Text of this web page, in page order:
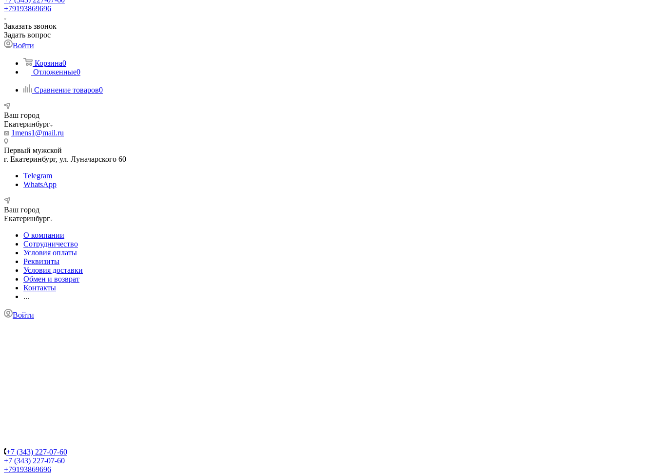
+79193869696
Заказать звонок
Задать вопрос
Войти
Корзина0
Отложенные0
Сравнение товаров0
Ваш город
Екатеринбург
1mens1@mail.ru
Первый мужской
г. Екатеринбург, ул. Луначарского 60
Telegram
WhatsApp
Ваш город
Екатеринбург
О компании
Сотрудничество
Условия оплаты
Реквизиты
Условия доставки
Обмен и возврат
Контакты
...
Войти
+7 (343) 227-07-60
+7 (343) 227-07-60
+79193869696